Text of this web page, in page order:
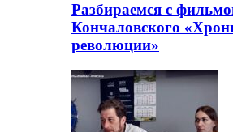
Разбираемся с
Кончаловского
революции»